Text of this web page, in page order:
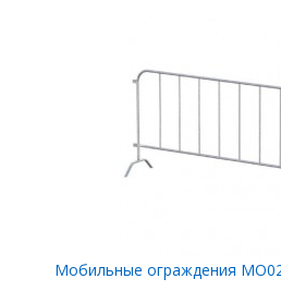
Мобильные ограждения